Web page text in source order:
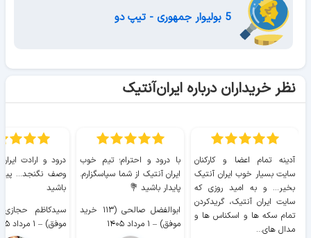
5 بولیوار جمهوری - تیپ دو
نظر خریداران درباره ایران‌آنتیک
آدینه تمام اعضا و کارکنان
سایت بسیار خوب ايران آنتیک
بخیر... و به امید روزی که
سایت ايران آنتیک، گریدکردن
تمام سکه ها و اسکناس ها و
مدال های...
با درود و احترام؛ تیم خوب
ایران آنتیک از شما سپاسگزارم.
پایدار باشید 💐
ابوالفضل صالحی (۱۱۳ خرید
موفق) – ۱ مرداد ۱۴۰۵
درود و ارادت
وصف نگنجد...
باشید
موفق) – ۱ مرداد ۱۴۰۵